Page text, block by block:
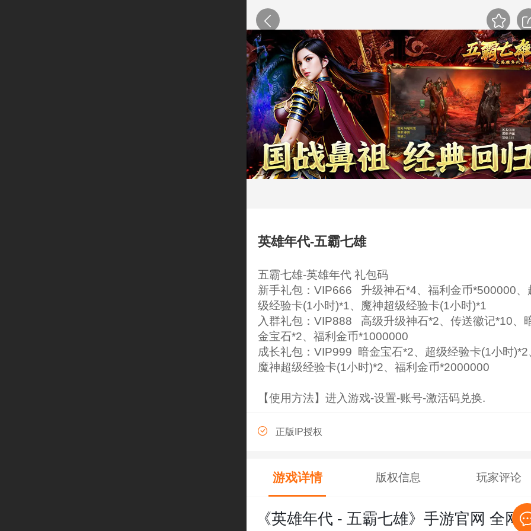
英雄年代-五霸七雄
五霸七雄-英雄年代 礼包码
新手礼包：VIP666 升级神石*4、福利金币*500000、
级经验卡(1小时)*1、魔神超级经验卡(1小时)*1
入群礼包：VIP888 高级升级神石*2、传送徽记*10、
金宝石*2、福利金币*1000000
成长礼包：VIP999 暗金宝石*2、超级经验卡(1小时)*2
魔神超级经验卡(1小时)*2、福利金币*2000000
【使用方法】进入游戏-设置-账号-激活码兑换.
正版IP授权
游戏详情 版权信息 玩家评论
《英雄年代 - 五霸七雄》手游官网 全网